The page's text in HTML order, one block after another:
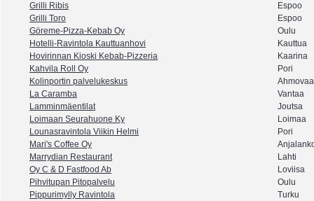
Grilli Ribis
Espoo
Grilli Toro
Espoo
Göreme-Pizza-Kebab Oy
Oulu
Hotelli-Ravintola Kauttuanhovi
Kauttua
Hovirinnan Kioski Kebab-Pizzeria
Kaarina
Kahvila Roll Oy
Pori
Kolinportin palvelukeskus
La Caramba
Vantaa
Lamminmäentilat
Joutsa
Loimaan Seurahuone Ky
Loimaa
Lounasravintola Viikin Helmi
Pori
Mari's Coffee Oy
Marrydian Restaurant
Lahti
Oy C & D Fastfood Ab
Loviisa
Pihvitupan Pitopalvelu
Oulu
Pippurimylly Ravintola
Turku